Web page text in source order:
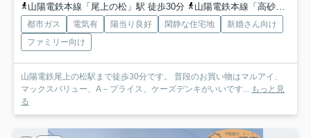
山陽電鉄本線「尾上の松」駅 徒歩30分
山陽電鉄本線「高砂」駅 徒歩40分
都市ガス 電気有 陽当り良好 閑静な住宅地
新婚さん向け
ファミリー向け
山陽電鉄尾上の松駅まで徒歩30分です。 普段のお買い物はマルアイ、
マックスバリュー、A－プライス、ケーズデンキがいいです...
もっと見
る